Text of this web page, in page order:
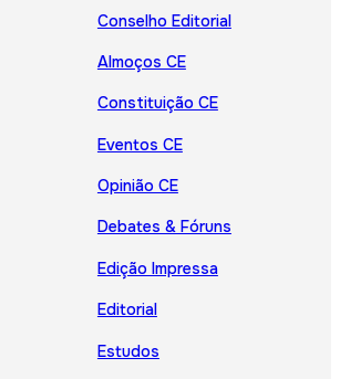
Conselho Editorial
Almoços CE
Constituição CE
Eventos CE
Opinião CE
Debates & Fóruns
Edição Impressa
Editorial
Estudos